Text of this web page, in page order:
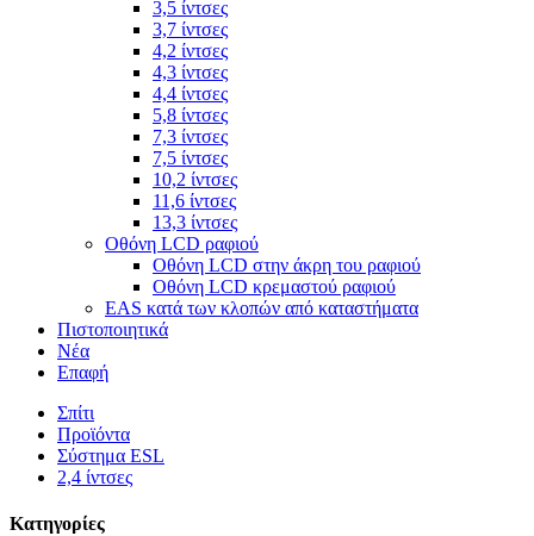
3,5 ίντσες
3,7 ίντσες
4,2 ίντσες
4,3 ίντσες
4,4 ίντσες
5,8 ίντσες
7,3 ίντσες
7,5 ίντσες
10,2 ίντσες
11,6 ίντσες
13,3 ίντσες
Οθόνη LCD ραφιού
Οθόνη LCD στην άκρη του ραφιού
Οθόνη LCD κρεμαστού ραφιού
EAS κατά των κλοπών από καταστήματα
Πιστοποιητικά
Νέα
Επαφή
Σπίτι
Προϊόντα
Σύστημα ESL
2,4 ίντσες
Κατηγορίες